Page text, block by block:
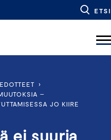
ETSI
›
–
JO KIIRE
ei suuria